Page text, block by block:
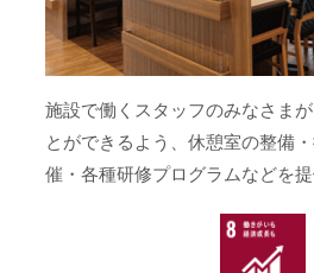
施設で働くスタッフのみなさま
とができるよう、休憩室の整備
催・各種研修プログラムなどを提